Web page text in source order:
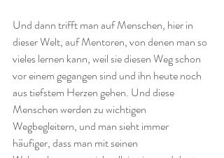
Und dann trifft man auf Menschen, hier in
dieser Welt, auf Mentoren, von denen man so
vieles lernen kann, weil sie diesen Weg schon
vor einem gegangen sind und ihn heute noch
aus tiefstem Herzen gehen. Und diese
Menschen werden zu wichtigen
Wegbegleitern, und man sieht immer
häufiger, dass man mit seinen